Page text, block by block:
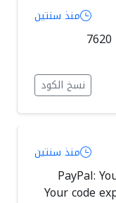
منذ سنتين
نسخ الكود
منذ سنتين
PayPal:
Your code